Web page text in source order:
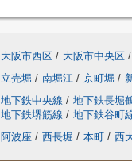
大阪市西区 / 大阪市中央区 /
立売堀 / 南堀江 / 京町堀 /
地下鉄中央線 / 地下鉄長堀
地下鉄堺筋線 / 地下鉄谷町
阿波座 / 西長堀 / 本町 / 西